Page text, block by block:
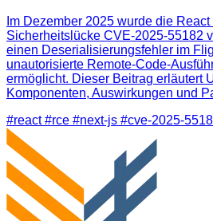
Im Dezember 2025 wurde die
Sicherheitslücke CVE-2025-55182
einen Deserialisierungsfehler im
unautorisierte Remote-Code-
ermöglicht. Dieser Beitrag erläutert
Komponenten, Auswirkungen und
#react#rce #next-js #cve-2025-